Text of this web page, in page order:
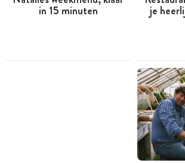
in 15 minuten je